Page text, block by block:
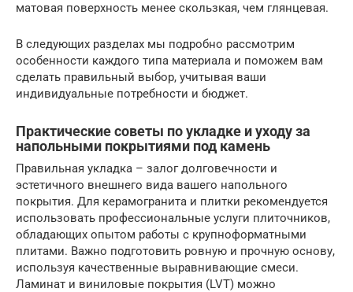
матовая поверхность менее скользкая, чем глянцевая.
В следующих разделах мы подробно рассмотрим
особенности каждого типа материала и поможем вам
сделать правильный выбор, учитывая ваши
индивидуальные потребности и бюджет.
Практические советы по укладке и уходу за
напольными покрытиями под камень
Правильная укладка – залог долговечности и
эстетичного внешнего вида вашего напольного
покрытия. Для керамогранита и плитки рекомендуется
использовать профессиональные услуги плиточников,
обладающих опытом работы с крупноформатными
плитами. Важно подготовить ровную и прочную основу,
используя качественные выравнивающие смеси.
Ламинат и виниловые покрытия (LVT) можно